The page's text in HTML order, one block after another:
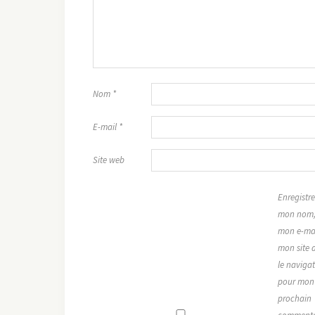
Nom *
E-mail *
Site web
mon nom,
mon e-
mon site
le
pour mon
prochain